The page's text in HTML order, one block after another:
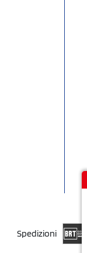
Spedizioni